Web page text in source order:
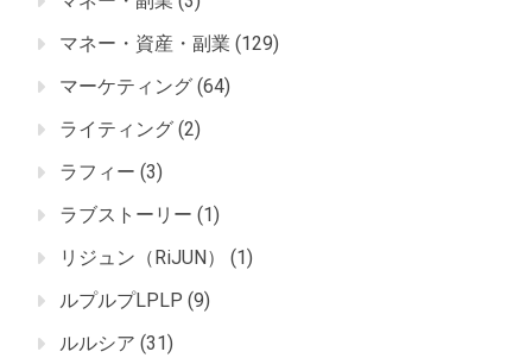
マネー・資産・副業 (129)
マーケティング (64)
ライティング (2)
ラフィー (3)
ラブストーリー (1)
リジュン（RiJUN）
(1)
ルプルプLPLP (9)
ルルシア (31)